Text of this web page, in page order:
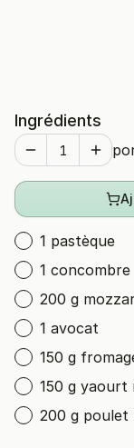
Ingrédients
1 pastèque
1 concombre
200 g
1 avocat
150 g
150 g yaourt
200 g